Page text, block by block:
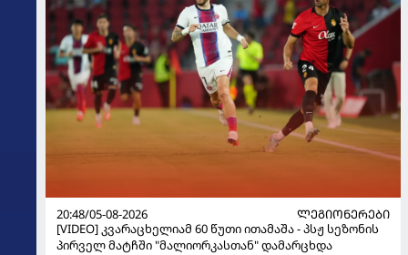
20:48/05-08-2026
ᲚᲔᲒᲘᲝᲜᲔᲠᲔᲑᲘ
[VIDEO] კვარაცხელიამ 60 წუთი ითამაშა - პსჟ სეზონის
პირველ მატჩში "მალიორკასთან" დამარცხდა